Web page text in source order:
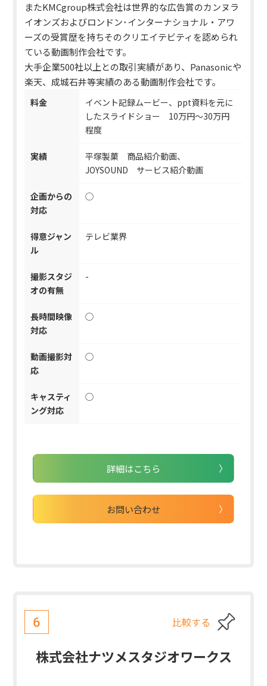
またKMCgroup株式会社は世界的な広告賞のカンヌラ
イオンズおよびロンドン･インターナショナル・アワ
ーズの受賞歴を持ちそのクリエイテビティを認められ
ている動画制作会社です。
大手企業500社以上との取引実績があり、Panasonicや
楽天、成城石井等実績のある動画制作会社です。
料金
イベント記録ムービー、ppt資料を元に
したスライドショー 10万円～30万円
程度
実績
平塚製菓 商品紹介動画、
JOYSOUND サービス紹介動画
企画からの
対応
◯
得意ジャン
ル
テレビ業界
撮影スタジ
オの有無
-
長時間映像
対応
◯
動画撮影対
応
◯
キャスティ
ング対応
◯
詳細はこちら
お問い合わせ
6 比較する
株式会社ナツメスタジオワークス